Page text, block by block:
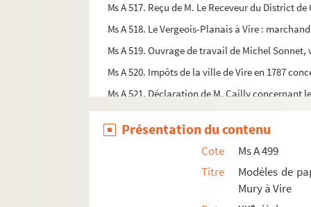
Ms A 517. Reçu de M. Le Receveur du District
Ms A 518. Le Vergeois-Planais à Vire :
Ms A 519. Ouvrage de travail de Michel
Ms A 520. Impôts de la ville de Vire en 1787
Ms A 521. Déclaration de M. Cailly
Ms A 522. Déclarations et constitutions sur la
Ms A 523. Registre pour l'année 1765 et
Ms A 524. Antiquités de la Ville de Vire
Ms A 525. Correspondance de Léontine Le
Présentation du contenu
Cote
Ms A 499
Titre
Modèles de
Mury à Vire